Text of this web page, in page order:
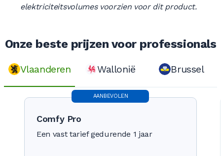
elektriciteitsvolumes voorzien voor dit product.
Onze beste prijzen voor professionals
Vlaanderen Wallonië Brussel
AANBEVOLEN
Comfy Pro
Een vast tarief gedurende 1 jaar